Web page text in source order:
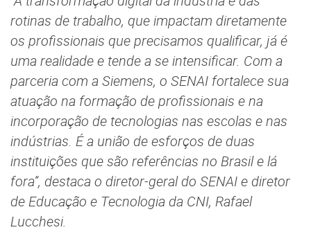
rotinas de trabalho, que impactam diretamente
os profissionais que precisamos qualificar, já é
uma realidade e tende a se intensificar. Com a
parceria com a Siemens, o SENAI fortalece sua
atuação na formação de profissionais e na
incorporação de tecnologias nas escolas e nas
indústrias. É a união de esforços de duas
instituições que são referências no Brasil e lá
fora”, destaca o diretor-geral do SENAI e diretor
de Educação e Tecnologia da CNI, Rafael
Lucchesi.